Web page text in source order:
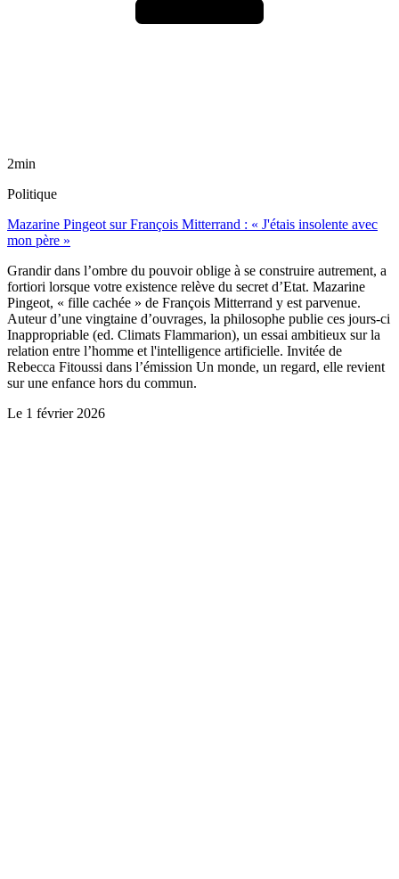
2min
Politique
Mazarine Pingeot sur François Mitterrand : « J'étais insolente avec
mon père »
Grandir dans l’ombre du pouvoir oblige à se construire autrement, a
fortiori lorsque votre existence relève du secret d’Etat. Mazarine
Pingeot, « fille cachée » de François Mitterrand y est parvenue.
Auteur d’une vingtaine d’ouvrages, la philosophe publie ces jours-ci
Inappropriable (ed. Climats Flammarion), un essai ambitieux sur la
relation entre l’homme et l'intelligence artificielle. Invitée de
Rebecca Fitoussi dans l’émission Un monde, un regard, elle revient
sur une enfance hors du commun.
Le 1 février 2026